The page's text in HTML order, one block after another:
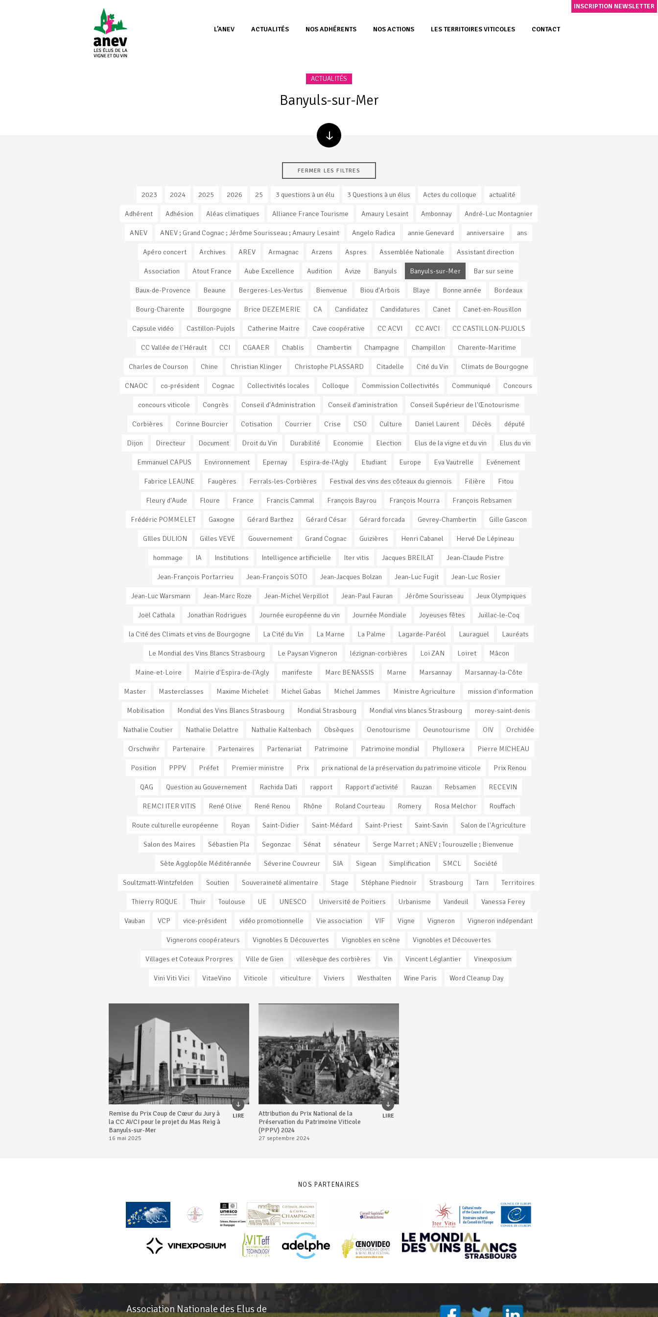
L’ANEV ACTUALITÉS NOS ADHÉRENTS NOS ACTIONS LES TERRITOIRES VITICOLES CONTACT
INSCRIPTION NEWSLETTER
ACTUALITÉS
Banyuls-sur-Mer
FERMER LES FILTRES
2023 2024 2025 2026 25 3 questions à un élu 3 Questions à un élus Actes du colloque actualité
Adhérent Adhésion Aléas climatiques Alliance France Tourisme Amaury Lesaint Ambonnay André-Luc Montagnier
ANEV ANEV ; Grand Cognac ; Jérôme Sourisseau ; Amaury Lesaint Angelo Radica annie Genevard anniversaire ans
Apéro concert Archives AREV Armagnac Arzens Aspres Assemblée Nationale Assistant direction
Association Atout France Aube Excellence Audition Avize Banyuls Banyuls-sur-Mer Bar sur seine
Baux-de-Provence Beaune Bergeres-Les-Vertus Bienvenue Biou d'Arbois Blaye Bonne année Bordeaux
Bourg-Charente Bourgogne Brice DEZEMERIE CA Candidatez Candidatures Canet Canet-en-Rousillon
Capsule vidéo Castillon-Pujols Catherine Maitre Cave coopérative CC ACVI CC AVCI CC CASTILLON-PUJOLS
CC Vallée de l'Hérault CCI CGAAER Chablis Chambertin Champagne Champillon Charente-Maritime
Charles de Courson Chine Christian Klinger Christophe PLASSARD Citadelle Cité du Vin Climats de Bourgogne
CNAOC co-président Cognac Collectivités locales Colloque Commission Collectivités Communiqué Concours
concours viticole Congrès Conseil d'Administration Conseil d'aministration Conseil Supérieur de l'Œnotourisme
Corbières Corinne Bourcier Cotisation Courrier Crise CSO Culture Daniel Laurent Décès député
Dijon Directeur Document Droit du Vin Durabilité Economie Election Elus de la vigne et du vin Elus du vin
Emmanuel CAPUS Environnement Epernay Espira-de-l’Agly Etudiant Europe Eva Vautrelle Evénement
Fabrice LEAUNE Faugères Ferrals-les-Corbières Festival des vins des côteaux du giennois Filière Fitou
Fleury d'Aude Floure France Francis Cammal François Bayrou François Mourra François Rebsamen
Frédéric POMMELET Gaxogne Gérard Barthez Gérard César Gérard forcada Gevrey-Chambertin Gille Gascon
GIlles DULION Gilles VEVE Gouvernement Grand Cognac Guizières Henri Cabanel Hervé De Lépineau
hommage IA Institutions Intelligence artificielle Iter vitis Jacques BREILAT Jean-Claude Pistre
Jean-François Portarrieu Jean-François SOTO Jean-Jacques Bolzan Jean-Luc Fugit Jean-Luc Rosier
Jean-Luc Warsmann Jean-Marc Roze Jean-Michel Verpillot Jean-Paul Fauran Jérôme Sourisseau Jeux Olympiques
Joël Cathala Jonathan Rodrigues Journée européenne du vin Journée Mondiale Joyeuses fêtes Juillac-le-Coq
la Cité des Climats et vins de Bourgogne La Cité du Vin La Marne La Palme Lagarde-Paréol Lauraguel Lauréats
Le Mondial des Vins Blancs Strasbourg Le Paysan Vigneron lézignan-corbières Loi ZAN Loiret Mâcon
Maine-et-Loire Mairie d'Espira-de-l’Agly manifeste Marc BENASSIS Marne Marsannay Marsannay-la-Côte
Master Masterclasses Maxime Michelet Michel Gabas Michel Jammes Ministre Agriculture mission d'information
Mobilisation Mondial des Vins Blancs Strasbourg Mondial Strasbourg Mondial vins blancs Strasbourg morey-saint-denis
Nathalie Coutier Nathalie Delattre Nathalie Kaltenbach Obsèques Oenotourisme Oeunotourisme OIV Orchidée
Orschwihr Partenaire Partenaires Partenariat Patrimoine Patrimoine mondial Phylloxera Pierre MICHEAU
Position PPPV Préfet Premier ministre Prix prix national de la préservation du patrimoine viticole Prix Renou
QAG Question au Gouvernement Rachida Dati rapport Rapport d'activité Rauzan Rebsamen RECEVIN
REMCI ITER VITIS René Olive René Renou Rhône Roland Courteau Romery Rosa Melchor Rouffach
Route culturelle européenne Royan Saint-Didier Saint-Médard Saint-Priest Saint-Savin Salon de l'Agriculture
Salon des Maires Sébastien Pla Segonzac Sénat sénateur Serge Marret ; ANEV ; Tourouzelle ; Bienvenue
Sète Agglopôle Méditérannée Séverine Couvreur SIA Sigean Simplification SMCL Société
Soultzmatt-Wintzfelden Soutien Souveraineté alimentaire Stage Stéphane Piednoir Strasbourg Tarn Territoires
Thierry ROQUE Thuir Toulouse UE UNESCO Université de Poitiers Urbanisme Vandeuil Vanessa Ferey
Vauban VCP vice-président vidéo promotionnelle Vie association VIF Vigne Vigneron Vigneron indépendant
Vignerons coopérateurs Vignobles & Découvertes Vignobles en scène Vignobles et Découvertes
Villages et Coteaux Prorpres Ville de Gien villesèque des corbières Vin Vincent Léglantier Vinexposium
Vini Viti Vici VitaeVino Viticole viticulture Viviers Westhalten Wine Paris Word Cleanup Day
Remise du Prix Coup de Cœur du Jury à
la CC AVCI pour le projet du Mas Reig à
Banyuls-sur-Mer
16 mai 2025
LIRE
Attribution du Prix National de la
Préservation du Patrimoine Viticole
(PPPV) 2024
27 septembre 2024
LIRE
NOS PARTENAIRES
Association Nationale des Elus de